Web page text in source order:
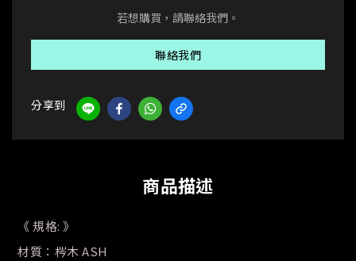
若想購買，請聯絡我們。
聯絡我們
分享到
商品描述
《 規格: 》
材質：梣木 ASH